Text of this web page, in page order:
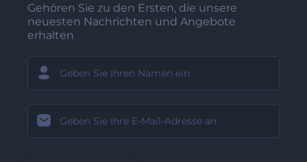
Gehören Sie zu den Ersten, die unsere
neuesten Nachrichten und Angebote
erhalten